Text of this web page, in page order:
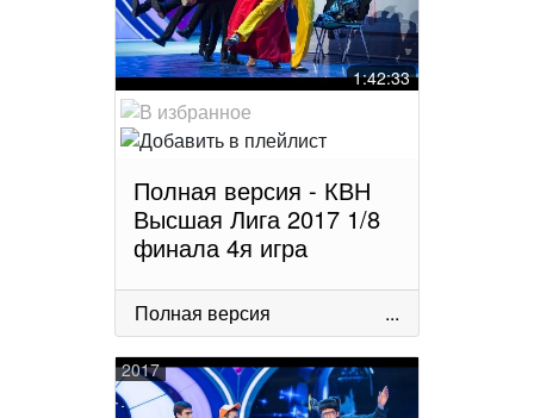
1:42:33
Полная версия - КВН
Высшая Лига 2017 1/8
финала 4я игра
Полная версия ...
2017